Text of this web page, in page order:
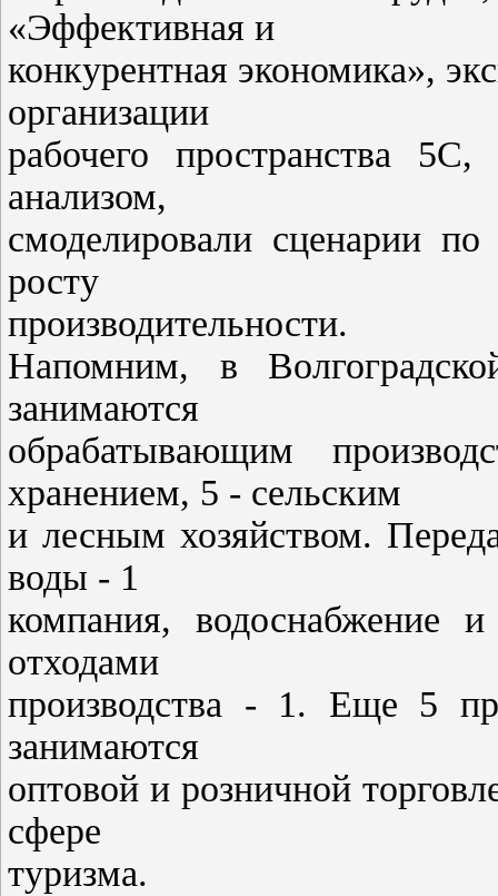
«Эффективная и
конкурентная экономика»,
организации
рабочего пространства
анализом,
смоделировали сценарии
росту
производительности.
Напомним, в
занимаются
обрабатывающим
хранением, 5 - сельским
и лесным хозяйством.
воды - 1
компания, водоснабжение
отходами
производства - 1. Еще 5
занимаются
оптовой и розничной
сфере
туризма.